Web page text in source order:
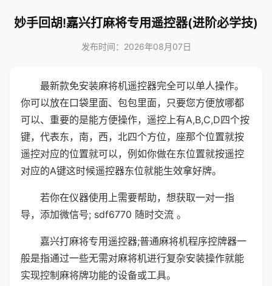
妙手回胡!嘉兴打麻将专用遥控器(进阶必学技)
发布时间：2026年08月07日
最新款免安装麻将机遥控器完全可以单人操作。
你可以放在口袋里面、包包里面，只要您方便放哪都
可以、重要的是能方便操作，遥控上有A,B,C,D四个按
键，代表东，南，西，北四个方位，座那个位置就按
遥控对应的位置就可以，例如你做在东位置就按遥控
对应的A键这时候遥控器东位就能生效拿好牌。
若你在仪器使用上需要帮助，想获取一对一指
导，添加微信号; sdf6770 随时交流 。
嘉兴打麻将专用遥控器;普通麻将机程序控牌器一
般是指通过一些无需对麻将机进行复杂安装操作就能
实现控制麻将牌功能的设备或工具。